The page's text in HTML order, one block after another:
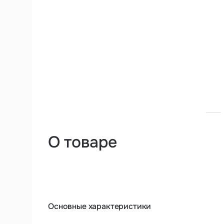
О товаре
Основные характеристики